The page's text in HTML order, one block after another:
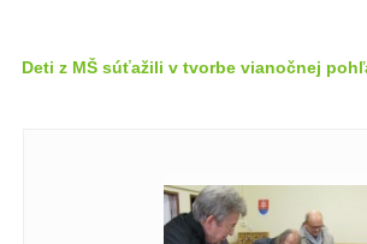
Deti z MŠ súťažili v tvorbe vianočnej